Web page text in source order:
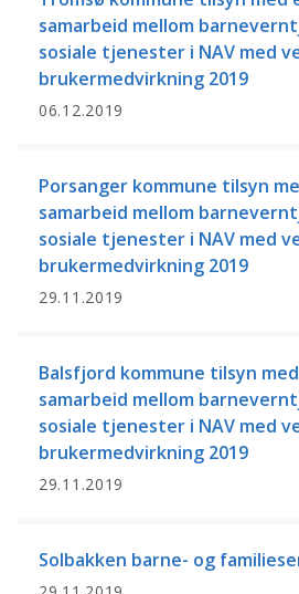
samarbeid mellom
sosiale tjenester i NAV med
brukermedvirkning 2019
06.12.2019
Porsanger kommune tilsyn
samarbeid mellom
sosiale tjenester i NAV med
brukermedvirkning 2019
29.11.2019
Balsfjord kommune tilsyn
samarbeid mellom
sosiale tjenester i NAV med
brukermedvirkning 2019
29.11.2019
Solbakken barne- og